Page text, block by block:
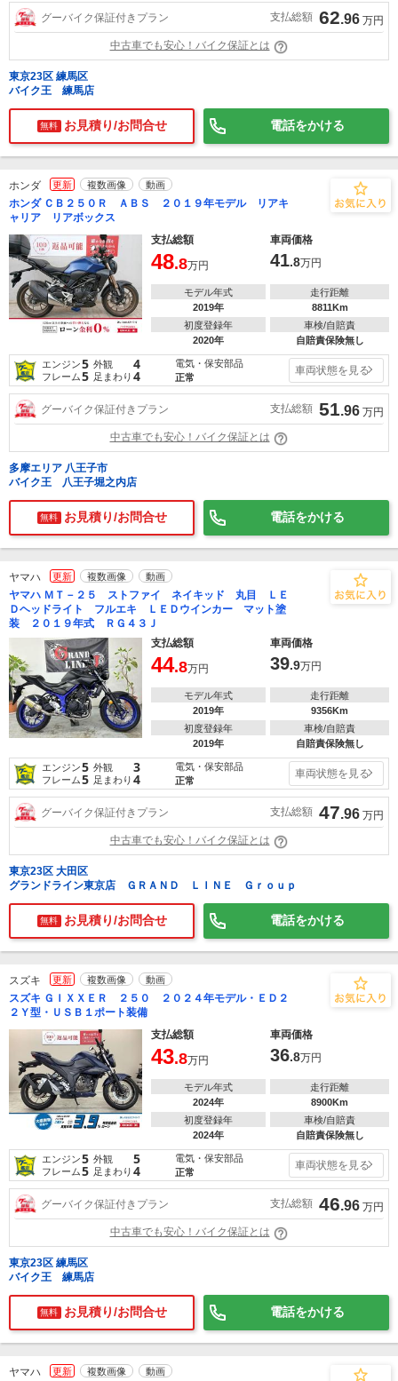
グーバイク保証付きプラン 支払総額 62.96 万円
中古車でも安心！バイク保証とは
東京23区 練馬区
バイク王 練馬店
無料 お見積り/お問合せ 電話をかける
ホンダ 更新 複数画像 動画
ホンダ ＣＢ２５０Ｒ ＡＢＳ ２０１９年モデル リアキ
ャリア リアボックス
支払総額
車両価格
48.8万円 41.8万円
モデル年式
2019年
走行距離
8811Km
初度登録年
2020年
車検/自賠責
自賠責保険無し
エンジン5 外観 4
フレーム5 足まわり 4
電気・保安部品
正常
車両状態を見る
グーバイク保証付きプラン 支払総額 51.96 万円
中古車でも安心！バイク保証とは
多摩エリア 八王子市
バイク王 八王子堀之内店
無料 お見積り/お問合せ 電話をかける
ヤマハ 更新 複数画像 動画
ヤマハ ＭＴ－２５ ストファイ ネイキッド 丸目 ＬＥ
Ｄヘッドライト フルエキ ＬＥＤウインカー マット塗
装 ２０１９年式 ＲＧ４３Ｊ
支払総額
車両価格
44.8万円 39.9万円
モデル年式
2019年
走行距離
9356Km
初度登録年
2019年
車検/自賠責
自賠責保険無し
エンジン5 外観 3
フレーム5 足まわり 4
電気・保安部品
正常
車両状態を見る
グーバイク保証付きプラン 支払総額 47.96 万円
中古車でも安心！バイク保証とは
東京23区 大田区
グランドライン東京店 ＧＲＡＮＤ ＬＩＮＥ Ｇｒｏｕｐ
無料 お見積り/お問合せ 電話をかける
スズキ 更新 複数画像 動画
スズキ ＧＩＸＸＥＲ ２５０ ２０２４年モデル・ＥＤ２
２Ｙ型・ＵＳＢ１ポート装備
支払総額
車両価格
43.8万円 36.8万円
モデル年式
2024年
走行距離
8900Km
初度登録年
2024年
車検/自賠責
自賠責保険無し
エンジン5 外観 5
フレーム5 足まわり 4
電気・保安部品
正常
車両状態を見る
グーバイク保証付きプラン 支払総額 46.96 万円
中古車でも安心！バイク保証とは
東京23区 練馬区
バイク王 練馬店
無料 お見積り/お問合せ 電話をかける
ヤマハ 更新 複数画像 動画